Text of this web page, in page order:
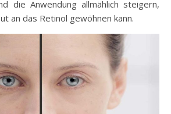
die Anwendung allmählich steigern,
an das Retinol gewöhnen kann.